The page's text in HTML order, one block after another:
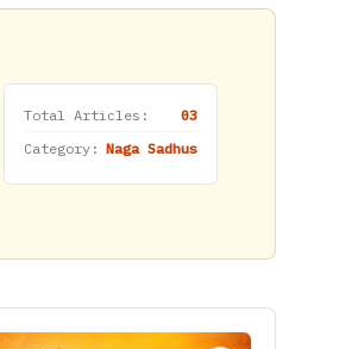
Total Articles:
03
Category: Naga Sadhus